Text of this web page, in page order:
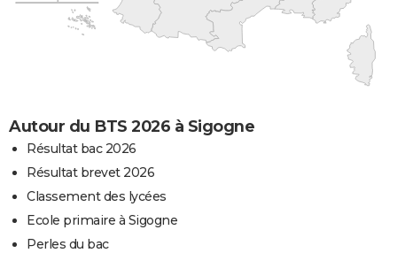
Autour du BTS 2026 à Sigogne
Résultat bac 2026
Résultat brevet 2026
Classement des lycées
Ecole primaire à Sigogne
Perles du bac